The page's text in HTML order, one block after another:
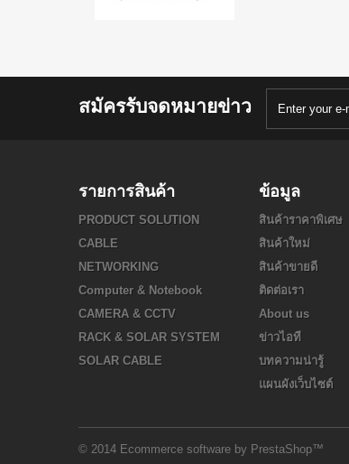
สมัครรับจดหมายข่าว
รายการสินค้า
PRODUCT SOLUTION
CABLE
NETWORKING
Computer & Notebook
CAMERA & CCTV
RACK & SOLAR SYSTEM
SOLAR CABLE
ข้อมูล
สินค้าราคาพิเศษ
สินค้าใหม่
สินค้าขายดี
ติดต่อเรา
About us
ข่าวไอที
บทความน่ารู้
แผนผังเว็บไซต์
© 2014 Ecommerce software by PrestaShop™